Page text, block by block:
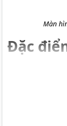
Màn
Đặc
Hiển thị